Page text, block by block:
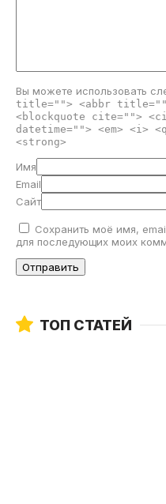
Вы можете использовать
title=""> <abbr
<blockquote cite="">
datetime=""> <em> <i>
<strong>
Имя
Email
Сайт
Сохранить моё имя,
для последующих моих
ТОП СТАТЕЙ